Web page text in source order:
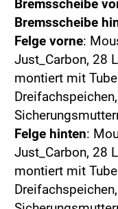
Bremsscheibe
Bremsscheibe
Felge vorne:
Just_Carbon, 28
montiert mit
Felge hinten:
Just_Carbon, 28
montiert mit